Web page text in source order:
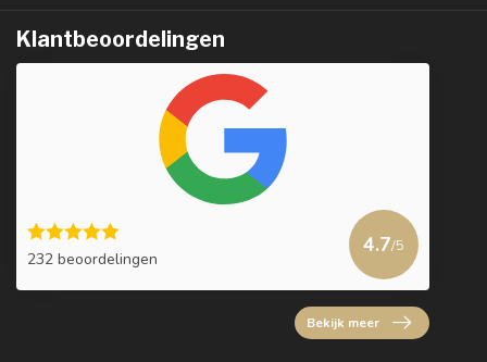
Klantbeoordelingen
232 beoordelingen
4.7/5
Bekijk meer